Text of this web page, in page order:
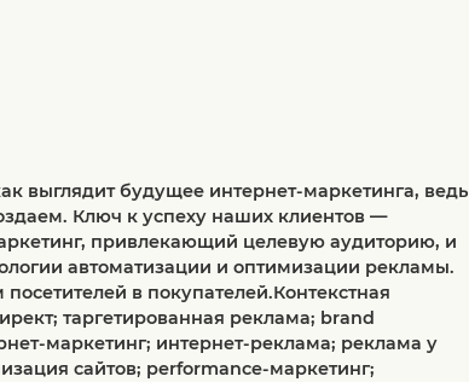
выглядит будущее интернет-маркетинга, ведь
Ключ к успеху наших клиентов —
привлекающий целевую аудиторию, и
автоматизации и оптимизации рекламы.
в покупателей.Контекстная
таргетированная реклама; brand
маркетинг; интернет-реклама; реклама у
сайтов; performance-маркетинг;